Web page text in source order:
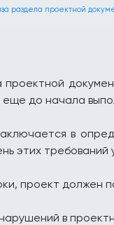
раздела проектной
проектной
до начала
в
этих требований
проект должен
в